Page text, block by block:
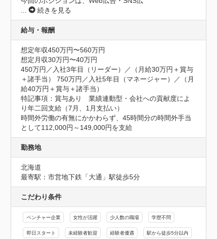
...
続きを見る
給与・報酬
想定年収450万円〜560万円
想定月収30万円〜40万円
450万円／入社3年目（リーダー）／（月給30万円＋賞与
＋諸手当） 750万円／入社5年目（マネージャー）／（月
給40万円＋賞与＋諸手当）
特記事項：賞与あり　業績連動型・会社への貢献度によ
り年二回支給（7月、1月支払い）
時間外労働の有無にかかわらず、45時間分の時間外手当
として112,000円～149,000円を支給
勤務地
北海道
最寄駅：市営地下鉄「大通」駅徒歩5分
こだわり条件
ベンチャー企業 女性が活躍 少人数の職場 学歴不問
即日スタート 未経験者歓迎 経験者優遇 駅から徒歩5分以内